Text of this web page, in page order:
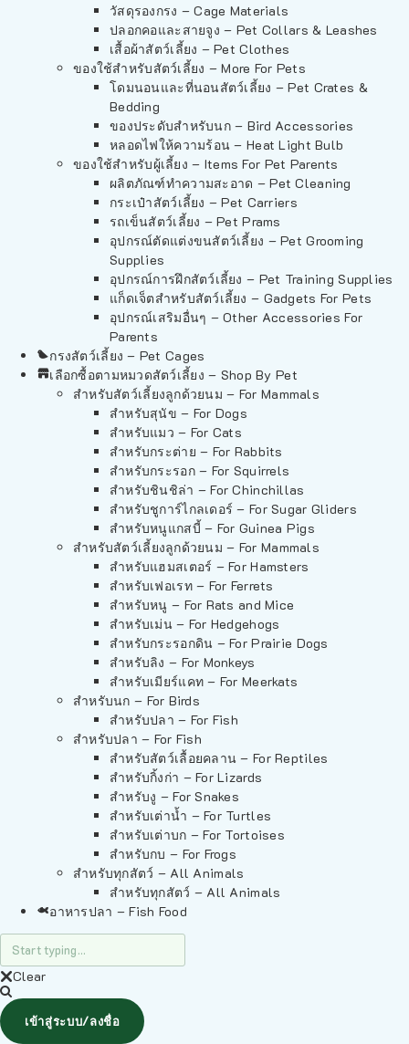
วัสดุรองกรง – Cage Materials
ปลอกคอและสายจูง – Pet Collars & Leashes
เสื้อผ้าสัตว์เลี้ยง – Pet Clothes
ของใช้สำหรับสัตว์เลี้ยง – More For Pets
โดมนอนและที่นอนสัตว์เลี้ยง – Pet Crates &
Bedding
ของประดับสำหรับนก – Bird Accessories
หลอดไฟให้ความร้อน – Heat Light Bulb
ของใช้สำหรับผู้เลี้ยง – Items For Pet Parents
ผลิตภัณฑ์ทำความสะอาด – Pet Cleaning
กระเป๋าสัตว์เลี้ยง – Pet Carriers
รถเข็นสัตว์เลี้ยง – Pet Prams
อุปกรณ์ตัดแต่งขนสัตว์เลี้ยง – Pet Grooming
Supplies
อุปกรณ์การฝึกสัตว์เลี้ยง – Pet Training Supplies
แก็ดเจ็ตสำหรับสัตว์เลี้ยง – Gadgets For Pets
อุปกรณ์เสริมอื่นๆ – Other Accessories For
Parents
กรงสัตว์เลี้ยง – Pet Cages
เลือกซื้อตามหมวดสัตว์เลี้ยง – Shop By Pet
สำหรับสัตว์เลี้ยงลูกด้วยนม – For Mammals
สำหรับสุนัข – For Dogs
สำหรับแมว – For Cats
สำหรับกระต่าย – For Rabbits
สำหรับกระรอก – For Squirrels
สำหรับชินชิล่า – For Chinchillas
สำหรับชูการ์ไกลเดอร์ – For Sugar Gliders
สำหรับหนูแกสบี้ – For Guinea Pigs
สำหรับสัตว์เลี้ยงลูกด้วยนม – For Mammals
สำหรับแฮมสเตอร์ – For Hamsters
สำหรับเฟอเรท – For Ferrets
สำหรับหนู – For Rats and Mice
สำหรับเม่น – For Hedgehogs
สำหรับกระรอกดิน – For Prairie Dogs
สำหรับลิง – For Monkeys
สำหรับเมียร์แคท – For Meerkats
สำหรับนก – For Birds
สำหรับปลา – For Fish
สำหรับปลา – For Fish
สำหรับสัตว์เลื้อยคลาน – For Reptiles
สำหรับกิ้งก่า – For Lizards
สำหรับงู – For Snakes
สำหรับเต่าน้ำ – For Turtles
สำหรับเต่าบก – For Tortoises
สำหรับกบ – For Frogs
สำหรับทุกสัตว์ – All Animals
สำหรับทุกสัตว์ – All Animals
อาหารปลา – Fish Food
Clear
เข้าสู่ระบบ/ลงชื่อ